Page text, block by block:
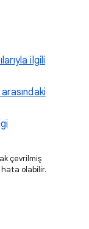
ilgili
çevrilmiş
olabilir.